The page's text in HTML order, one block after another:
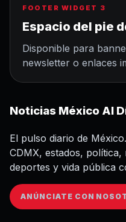
FOOTER WIDGET 3
Espacio del pie
Disponible para
newsletter o enlaces
Noticias México Al
El pulso diario de
CDMX, estados,
deportes y vida pública
ANÚNCIATE CON